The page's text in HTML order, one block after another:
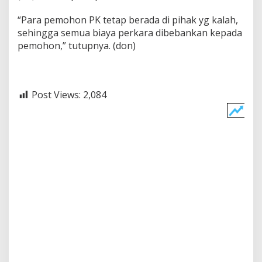
“Para pemohon PK tetap berada di pihak yg kalah,
sehingga semua biaya perkara dibebankan kepada
pemohon,” tutupnya. (don)
Post Views: 2,084